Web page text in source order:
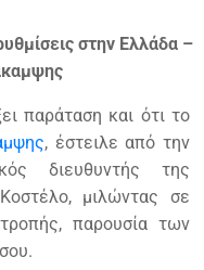
στην Ελλάδα –
παράταση και ότι το
, έστειλε από την
διευθυντής της
μιλώντας σε
παρουσία των